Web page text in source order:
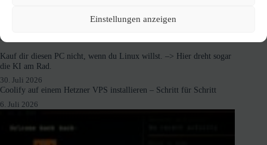
Einstellungen anzeigen
Neuste Beiträge
Kauf dir diesen PC nicht, wenn du Linux willst. –> Hier dreht sogar
die KI am Rad.
30. Juli 2026
Coolify auf einem Hetzner VPS installieren – Schritt für Schritt
6. Juli 2026